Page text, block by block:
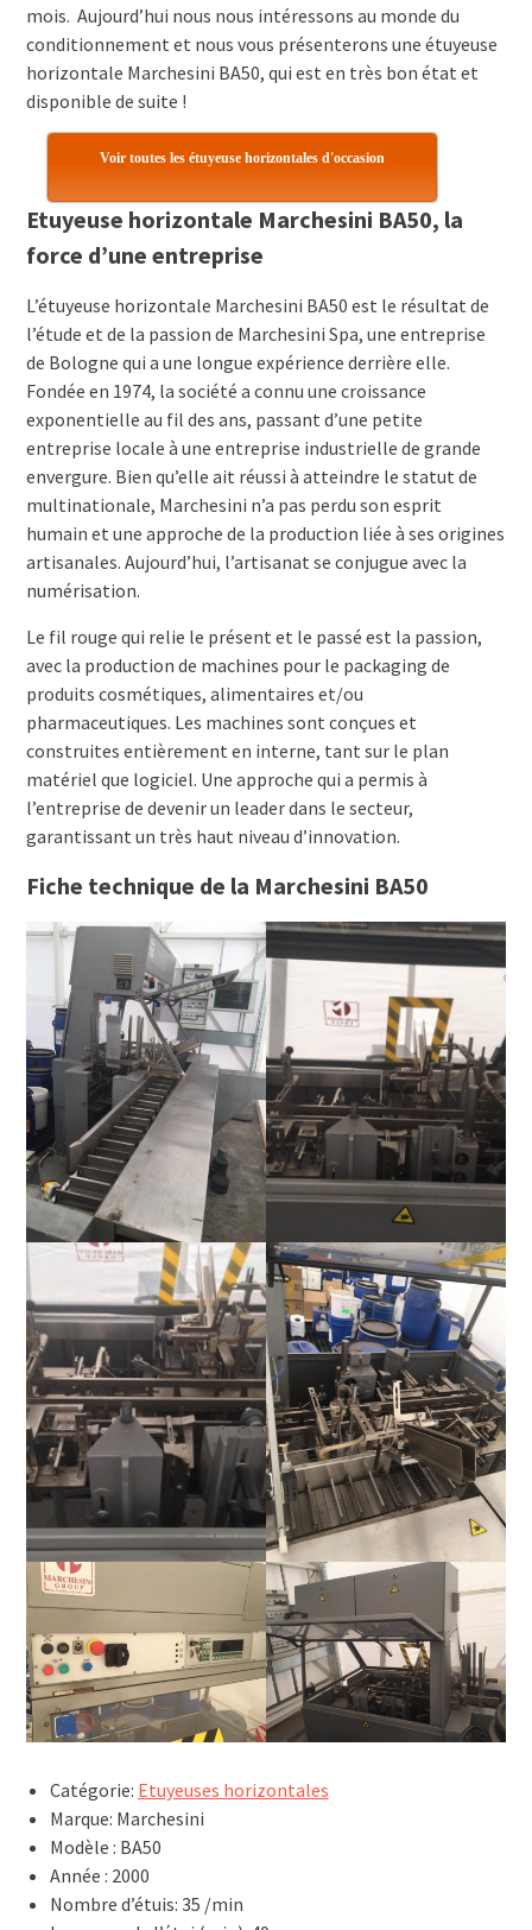
mois. Aujourd’hui nous nous intéressons au monde du
conditionnement et nous vous présenterons une étuyeuse
horizontale Marchesini BA50, qui est en très bon état et
disponible de suite !
Voir toutes les étuyeuse horizontales d'occasion
Etuyeuse horizontale Marchesini BA50, la
force d’une entreprise
L’étuyeuse horizontale Marchesini BA50 est le résultat de
l’étude et de la passion de Marchesini Spa, une entreprise
de Bologne qui a une longue expérience derrière elle.
Fondée en 1974, la société a connu une croissance
exponentielle au fil des ans, passant d’une petite
entreprise locale à une entreprise industrielle de grande
envergure. Bien qu’elle ait réussi à atteindre le statut de
multinationale, Marchesini n’a pas perdu son esprit
humain et une approche de la production liée à ses origines
artisanales. Aujourd’hui, l’artisanat se conjugue avec la
numérisation.
Le fil rouge qui relie le présent et le passé est la passion,
avec la production de machines pour le packaging de
produits cosmétiques, alimentaires et/ou
pharmaceutiques. Les machines sont conçues et
construites entièrement en interne, tant sur le plan
matériel que logiciel. Une approche qui a permis à
l’entreprise de devenir un leader dans le secteur,
garantissant un très haut niveau d’innovation.
Fiche technique de la Marchesini BA50
Catégorie: Etuyeuses horizontales
Marque: Marchesini
Modèle : BA50
Année : 2000
Nombre d’étuis: 35 /min